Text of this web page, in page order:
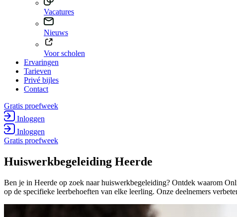
Vacatures
Nieuws
Voor scholen
Ervaringen
Tarieven
Privé bijles
Contact
Gratis proefweek
Inloggen
Inloggen
Gratis proefweek
Huiswerk­begeleiding Heerde
Ben je in Heerde op zoek naar huiswerkbegeleiding? Ontdek waarom
op de specifieke leerbehoeften van elke leerling. Onze deelnemers